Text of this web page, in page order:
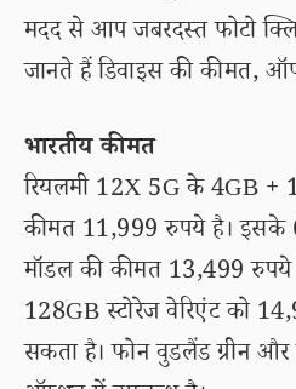
मदद से आप जबरदस्त फोटो
जानते हैं डिवाइस की कीमत,
भारतीय कीमत
रियलमी 12X 5G के 4GB +
कीमत 11,999 रुपये है। इसके
मॉडल की कीमत 13,499
128GB स्टोरेज वेरिएंट को
सकता है। फोन वुडलैंड ग्रीन और